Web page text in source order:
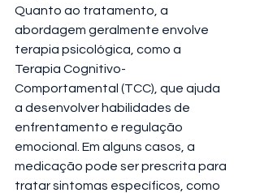
Quanto ao tratamento, a
abordagem geralmente envolve
terapia psicológica, como a
Terapia Cognitivo-
Comportamental (TCC), que ajuda
a desenvolver habilidades de
enfrentamento e regulação
emocional. Em alguns casos, a
medicação pode ser prescrita para
tratar sintomas específicos, como